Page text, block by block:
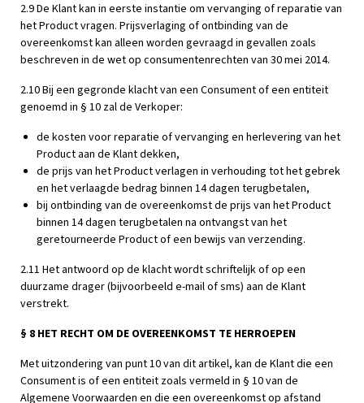
2.9 De Klant kan in eerste instantie om vervanging of reparatie van
het Product vragen. Prijsverlaging of ontbinding van de
overeenkomst kan alleen worden gevraagd in gevallen zoals
beschreven in de wet op consumentenrechten van 30 mei 2014.
2.10 Bij een gegronde klacht van een Consument of een entiteit
genoemd in § 10 zal de Verkoper:
de kosten voor reparatie of vervanging en herlevering van het
Product aan de Klant dekken,
de prijs van het Product verlagen in verhouding tot het gebrek
en het verlaagde bedrag binnen 14 dagen terugbetalen,
bij ontbinding van de overeenkomst de prijs van het Product
binnen 14 dagen terugbetalen na ontvangst van het
geretourneerde Product of een bewijs van verzending.
2.11 Het antwoord op de klacht wordt schriftelijk of op een
duurzame drager (bijvoorbeeld e-mail of sms) aan de Klant
verstrekt.
§ 8 HET RECHT OM DE OVEREENKOMST TE HERROEPEN
Met uitzondering van punt 10 van dit artikel, kan de Klant die een
Consument is of een entiteit zoals vermeld in § 10 van de
Algemene Voorwaarden en die een overeenkomst op afstand